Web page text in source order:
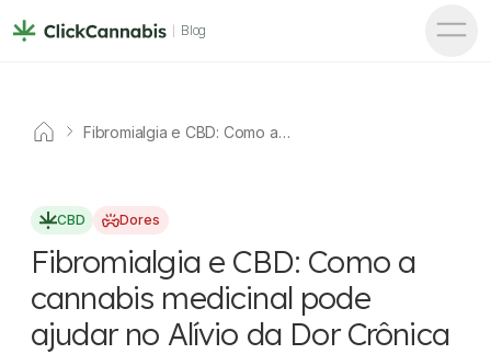
Blog
Fibromialgia e CBD: Como a
CBD Dores
Fibromialgia e CBD: Como a
cannabis medicinal pode
ajudar no Alívio da Dor Crônica